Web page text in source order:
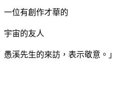
一位有創作才華的
宇宙的友人
愚溪先生的來訪，表示敬意。」